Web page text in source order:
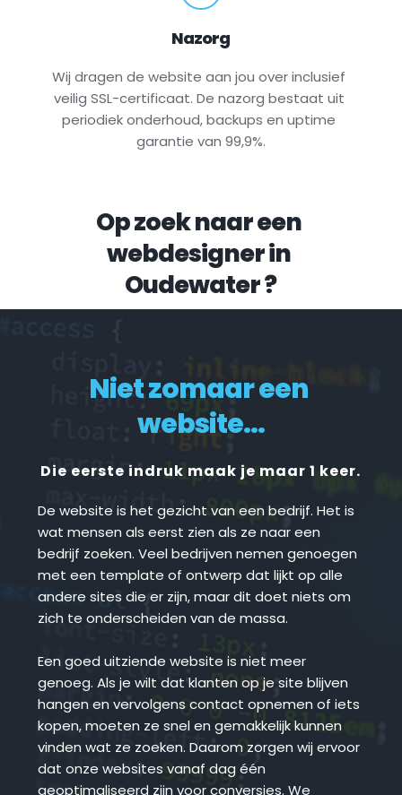
Nazorg
Wij dragen de website aan jou over inclusief
veilig SSL-certificaat. De nazorg bestaat uit
periodiek onderhoud, backups en uptime
garantie van 99,9%.
Op zoek naar een
Oudewater ?
Niet zomaar een
website...
Die eerste indruk maak je maar 1 keer.
De website is het gezicht van een bedrijf. Het is
wat mensen als eerst zien als ze naar een
bedrijf zoeken. Veel bedrijven nemen genoegen
met een template of ontwerp dat lijkt op alle
andere sites die er zijn, maar dit doet niets om
zich te onderscheiden van de massa.
Een goed uitziende website is niet meer
genoeg. Als je wilt dat klanten op je site blijven
hangen en vervolgens contact opnemen of iets
kopen, moeten ze snel en gemakkelijk kunnen
vinden wat ze zoeken. Daarom zorgen wij ervoor
dat onze websites vanaf dag één
geoptimaliseerd zijn voor conversies. We